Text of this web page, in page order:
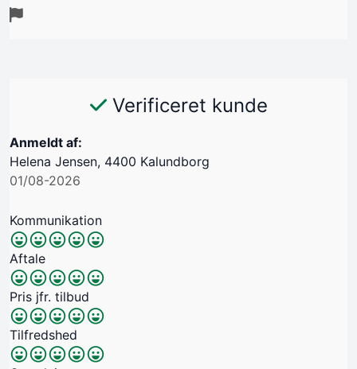
Verificeret kunde
Anmeldt af:
Helena Jensen, 4400 Kalundborg
01/08-2026
Kommunikation
Aftale
Pris jfr. tilbud
Tilfredshed